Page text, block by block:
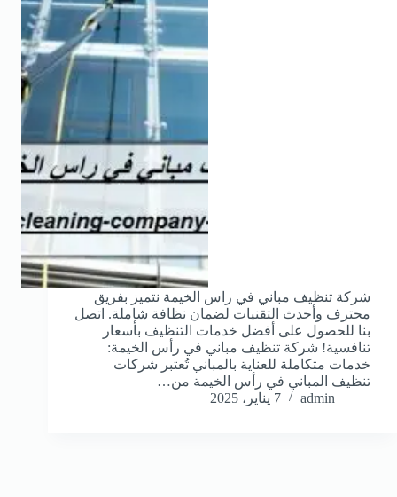
شركة تنظيف مباني في راس الخيمة نتميز بفريق
محترف وأحدث التقنيات لضمان نظافة شاملة. اتصل
بنا للحصول على أفضل خدمات التنظيف بأسعار
تنافسية! شركة تنظيف مباني في رأس الخيمة:
خدمات متكاملة للعناية بالمباني تُعتبر شركات
تنظيف المباني في رأس الخيمة من…
admin
7 يناير، 2025